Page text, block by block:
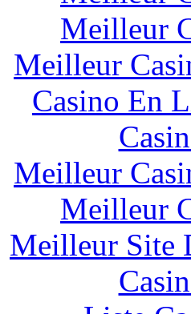
Meilleur
Meilleur
Casino En
Meilleur
Meilleur
Meilleur Site